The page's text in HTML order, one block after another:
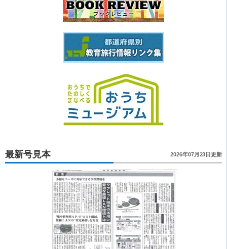
最新号見本 2026年07月23日更新